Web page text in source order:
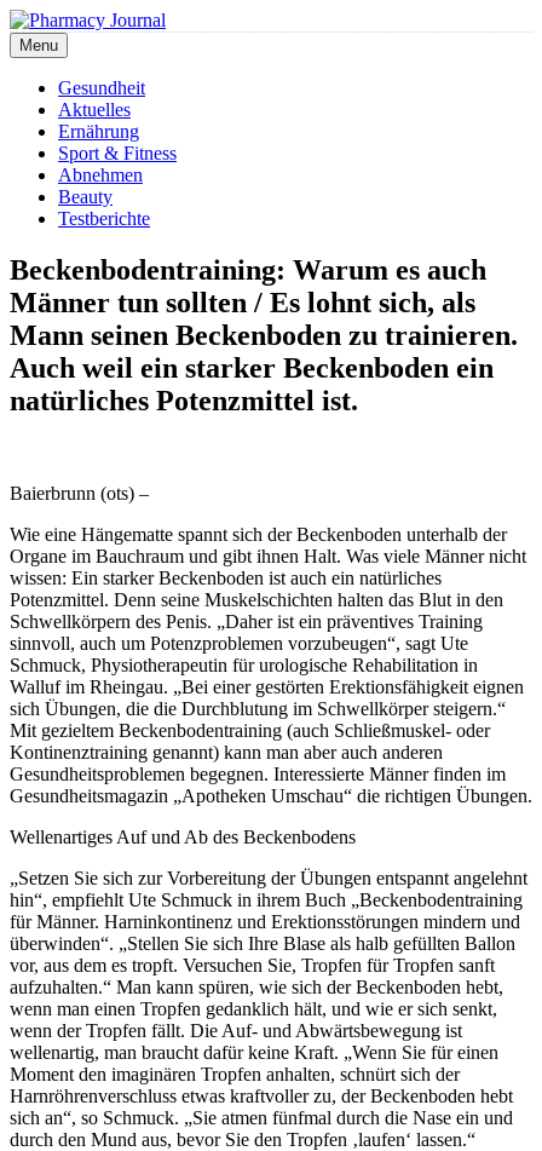
Skip
to
content
Pharmacy Journal
Menu
Gesundheit
Aktuelles
Ernährung
Sport & Fitness
Abnehmen
Beauty
Testberichte
Beckenbodentraining: Warum es auch
Männer tun sollten / Es lohnt sich, als
Mann seinen Beckenboden zu trainieren.
Auch weil ein starker Beckenboden ein
natürliches Potenzmittel ist.
Baierbrunn (ots) –
Wie eine Hängematte spannt sich der Beckenboden unterhalb der
Organe im Bauchraum und gibt ihnen Halt. Was viele Männer nicht
wissen: Ein starker Beckenboden ist auch ein natürliches
Potenzmittel. Denn seine Muskelschichten halten das Blut in den
Schwellkörpern des Penis. „Daher ist ein präventives Training
sinnvoll, auch um Potenzproblemen vorzubeugen“, sagt Ute
Schmuck, Physiotherapeutin für urologische Rehabilitation in
Walluf im Rheingau. „Bei einer gestörten Erektionsfähigkeit eignen
sich Übungen, die die Durchblutung im Schwellkörper steigern.“
Mit gezieltem Beckenbodentraining (auch Schließmuskel- oder
Kontinenztraining genannt) kann man aber auch anderen
Gesundheitsproblemen begegnen. Interessierte Männer finden im
Gesundheitsmagazin „Apotheken Umschau“ die richtigen Übungen.
Wellenartiges Auf und Ab des Beckenbodens
„Setzen Sie sich zur Vorbereitung der Übungen entspannt angelehnt
hin“, empfiehlt Ute Schmuck in ihrem Buch „Beckenbodentraining
für Männer. Harninkontinenz und Erektionsstörungen mindern und
überwinden“. „Stellen Sie sich Ihre Blase als halb gefüllten Ballon
vor, aus dem es tropft. Versuchen Sie, Tropfen für Tropfen sanft
aufzuhalten.“ Man kann spüren, wie sich der Beckenboden hebt,
wenn man einen Tropfen gedanklich hält, und wie er sich senkt,
wenn der Tropfen fällt. Die Auf- und Abwärtsbewegung ist
wellenartig, man braucht dafür keine Kraft. „Wenn Sie für einen
Moment den imaginären Tropfen anhalten, schnürt sich der
Harnröhrenverschluss etwas kraftvoller zu, der Beckenboden hebt
sich an“, so Schmuck. „Sie atmen fünfmal durch die Nase ein und
durch den Mund aus, bevor Sie den Tropfen ‚laufen‘ lassen.“